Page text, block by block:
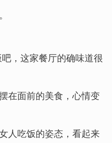
，这家餐厅的确味道很
在面前的美食，心情变
人吃饭的姿态，看起来